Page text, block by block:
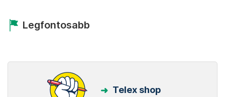
Legfontosabb
Telex shop